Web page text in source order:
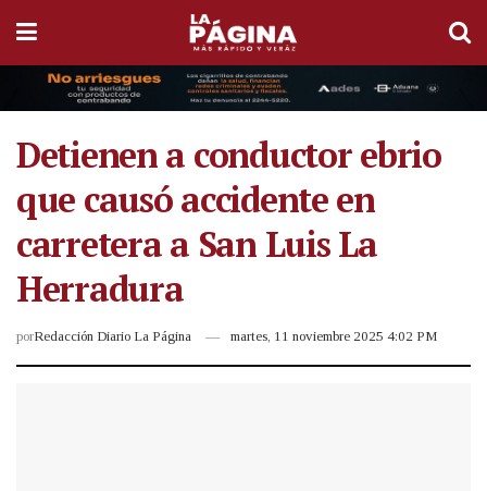
Detienen a conductor ebrio
que causó accidente en
carretera a San Luis La
Herradura
porRedacción Diario La Página martes, 11 noviembre 2025 4:02 PM